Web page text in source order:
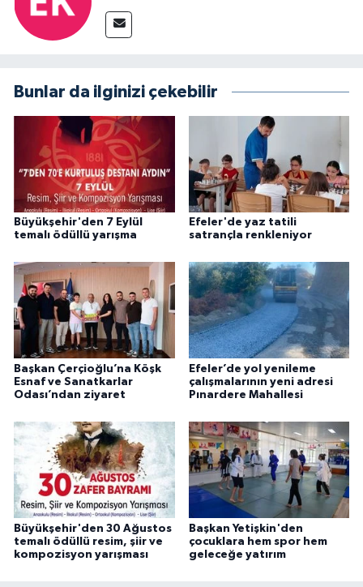
Bunlar da ilginizi çekebilir
Büyükşehir'den 7 Eylül
temalı ödüllü yarışma
Efeler'de yaz tatili
satrançla renkleniyor
Başkan Çerçioğlu’na Köşk
Esnaf ve Sanatkarlar
Odası’ndan ziyaret
Efeler’de yol yenileme
çalışmalarının yeni adresi
Pınardere Mahallesi
Büyükşehir'den 30 Ağustos
temalı ödüllü resim, şiir ve
kompozisyon yarışması
Başkan Yetişkin'den
çocuklara hem spor hem
geleceğe yatırım